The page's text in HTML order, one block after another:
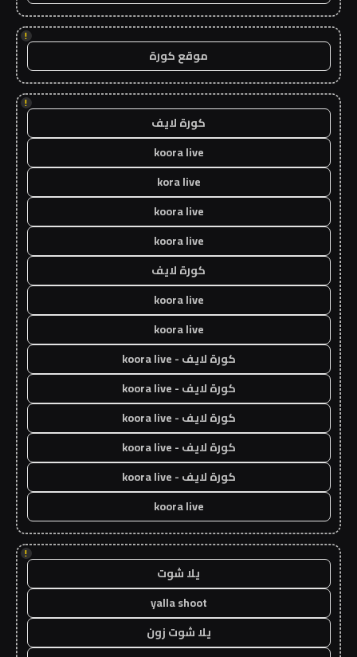
!
موقع كورة
!
كورة لايف
koora live
kora live
koora live
koora live
كورة لايف
koora live
koora live
كورة لايف - koora live
كورة لايف - koora live
كورة لايف - koora live
كورة لايف - koora live
كورة لايف - koora live
koora live
!
يلا شوت
yalla shoot
يلا شوت زون